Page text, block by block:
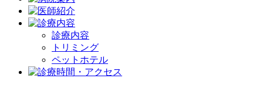
診療内容
トリミング
ペットホテル